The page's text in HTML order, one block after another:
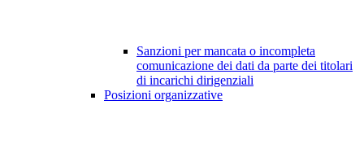
Sanzioni per mancata o incompleta
comunicazione dei dati da parte dei titolari
di incarichi dirigenziali
Posizioni organizzative